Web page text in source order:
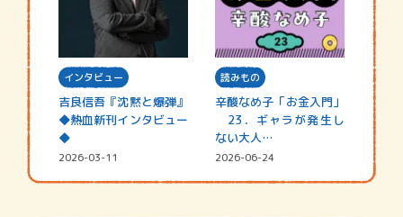
インタビュー
吉良信吾『沈黙と爆弾』
◆熱血新刊インタビュー
◆
2026-03-11
読みもの
辛酸なめ子「お金入門」
23．ギャラが発生し
ない大人…
2026-06-24